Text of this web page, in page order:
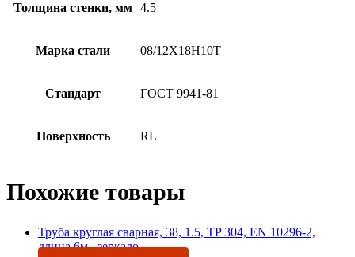
Толщина стенки, мм 4.5
Марка стали 08/12Х18Н10Т
Стандарт ГОСТ 9941-81
Поверхность RL
Похожие товары
Труба круглая сварная, 38, 1.5, TP 304, EN 10296-2,
длина 6м., зеркало